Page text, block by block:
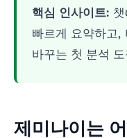
핵심 인사이트:
빠르게 요약하고,
바꾸는 첫 분석
제미나이는